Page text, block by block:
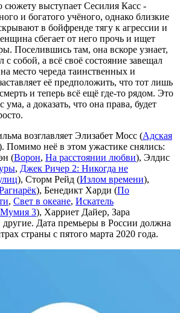
сюжету выступает Сесилия Касс -
и богатого учёного, однако близкие
в бойфренде тягу к агрессии и
сбегает от него прочь и ищет
Поселившись там, она вскоре узнает,
собой, а всё своё состояние завещал
место череда таинственных и
её предположить, что тот лишь
и теперь всё ещё где-то рядом. Это
ума, а доказать, что она права, будет
возглавляет Элизабет Мосс (Адская
Помимо неё в этом ужастике снялись:
(Ворон, На расстоянии любви), Элдис
, Джек Ричер 2: Никогда не
), Сторм Рейд (Излом времени),
), Бенедикт Харди (По
, Свет в океане, Искатель
Мумия 3), Харриет Дайер, Зара
Дата премьеры в России должна
страны с пятого марта 2020 года.